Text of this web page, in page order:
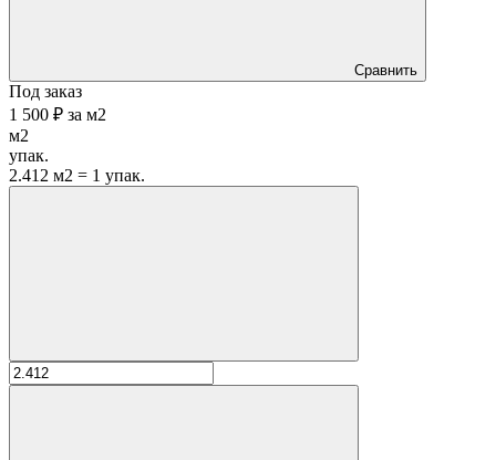
Сравнить
Под заказ
1 500 ₽ за м2
м2
упак.
2.412 м2 = 1 упак.